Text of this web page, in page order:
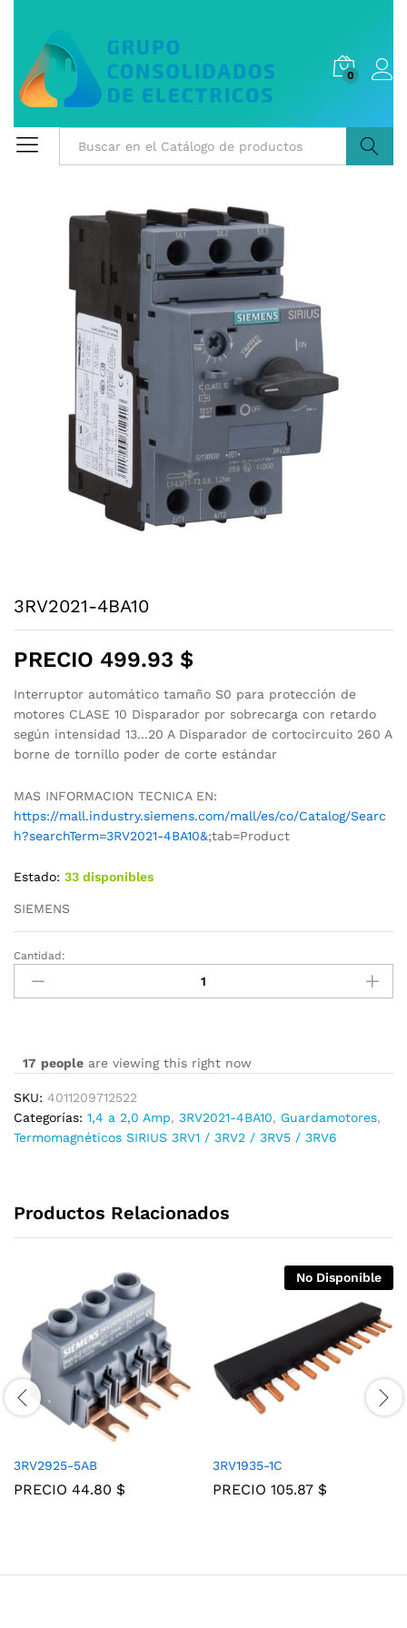
0
3RV2021-4BA10
PRECIO 499.93 $
Interruptor automático tamaño S0 para protección de
motores CLASE 10 Disparador por sobrecarga con retardo
según intensidad 13...20 A Disparador de cortocircuito 260 A
borne de tornillo poder de corte estándar
MAS INFORMACION TECNICA EN:
https://mall.industry.siemens.com/mall/es/co/Catalog/Searc
h?searchTerm=3RV2021-4BA10&;tab=Product
Estado: 33 disponibles
SIEMENS
3RV2021-
4BA10
cantidad
Cantidad:
17 people are viewing this right now
SKU: 4011209712522
Categorías: 1,4 a 2,0 Amp, 3RV2021-4BA10, Guardamotores,
Termomagnéticos SIRIUS 3RV1 / 3RV2 / 3RV5 / 3RV6
Productos Relacionados
3RV2925-5AB
PRECIO 44.80 $
No Disponible
3RV1935-1C
PRECIO 105.87 $